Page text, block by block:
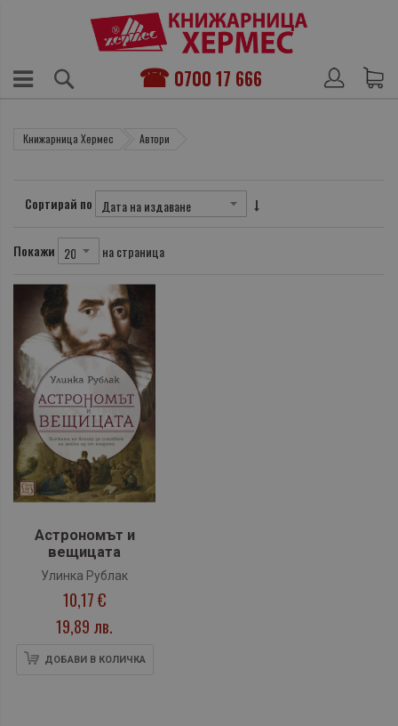
0700 17 666
Книжарница Хермес Автори
Сортирай по
Покажи на страница
Астрономът и
вещицата
Улинка Рублак
10,17 €
19,89 лв.
ДОБАВИ В КОЛИЧКА